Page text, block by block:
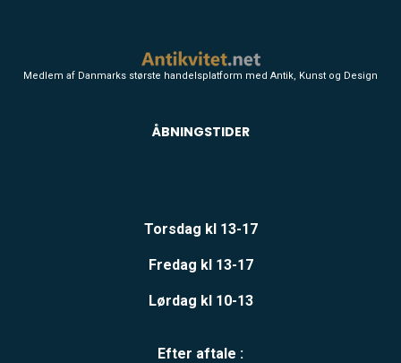
Medlem af Danmarks største handelsplatform med Antik, Kunst og Design
ÅBNINGSTIDER
Torsdag kl 13-17
Fredag kl 13-17
Lørdag kl 10-13
Efter aftale :